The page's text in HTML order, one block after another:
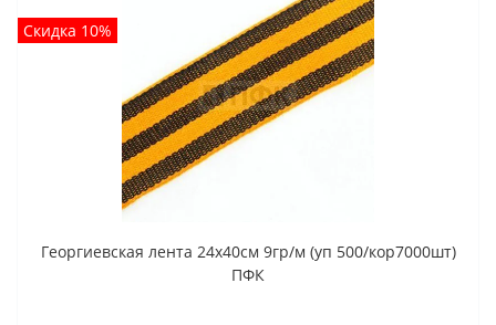
Скидка 10%
Георгиевская лента 24x40cм 9гр/м (уп 500/кор7000шт)
ПФК